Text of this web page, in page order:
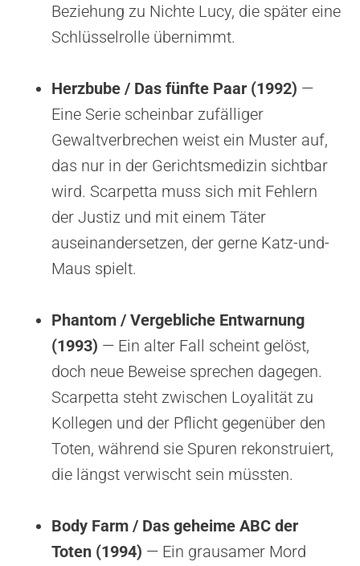
Beziehung zu Nichte Lucy, die später eine
Schlüsselrolle übernimmt.
Herzbube / Das fünfte Paar (1992) —
Eine Serie scheinbar zufälliger
Gewaltverbrechen weist ein Muster auf,
das nur in der Gerichtsmedizin sichtbar
wird. Scarpetta muss sich mit Fehlern
der Justiz und mit einem Täter
auseinandersetzen, der gerne Katz-und-
Maus spielt.
Phantom / Vergebliche Entwarnung
(1993) — Ein alter Fall scheint gelöst,
doch neue Beweise sprechen dagegen.
Scarpetta steht zwischen Loyalität zu
Kollegen und der Pflicht gegenüber den
Toten, während sie Spuren rekonstruiert,
die längst verwischt sein müssten.
Body Farm / Das geheime ABC der
Toten (1994) — Ein grausamer Mord